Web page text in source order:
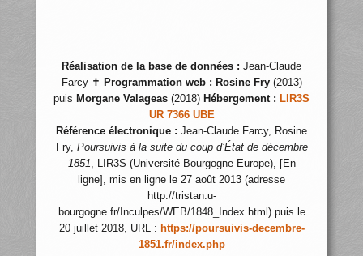
Réalisation de la base de données : Jean-Claude
Farcy ✝ Programmation web : Rosine Fry(2013)
puis Morgane Valageas (2018) Hébergement : LIR3S
UR 7366 UBE
Référence électronique : Jean-Claude Farcy, Rosine
Fry, Poursuivis à la suite du coup d’État de décembre
1851, LIR3S (Université Bourgogne Europe), [En
ligne], mis en ligne le 27 août 2013 (adresse
http://tristan.u-
bourgogne.fr/Inculpes/WEB/1848_Index.html) puis le
20 juillet 2018, URL : https://poursuivis-decembre-
1851.fr/index.php